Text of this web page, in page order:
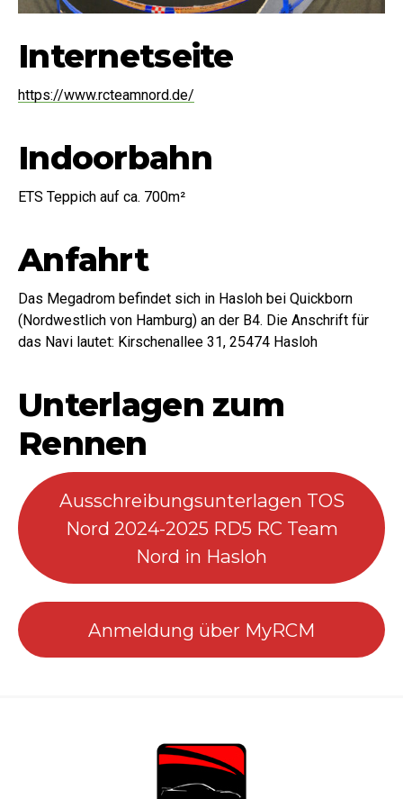
Internetseite
https://www.rcteamnord.de/
Indoorbahn
ETS Teppich auf ca. 700m²
Anfahrt
Das Megadrom befindet sich in Hasloh bei Quickborn
(Nordwestlich von Hamburg) an der B4. Die Anschrift für
das Navi lautet: Kirschenallee 31, 25474 Hasloh
Unterlagen zum
Rennen
Ausschreibungsunterlagen TOS
Nord 2024-2025 RD5 RC Team
Nord in Hasloh
Anmeldung über MyRCM